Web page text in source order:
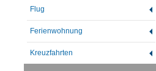
Flug
Ferienwohnung
Kreuzfahrten